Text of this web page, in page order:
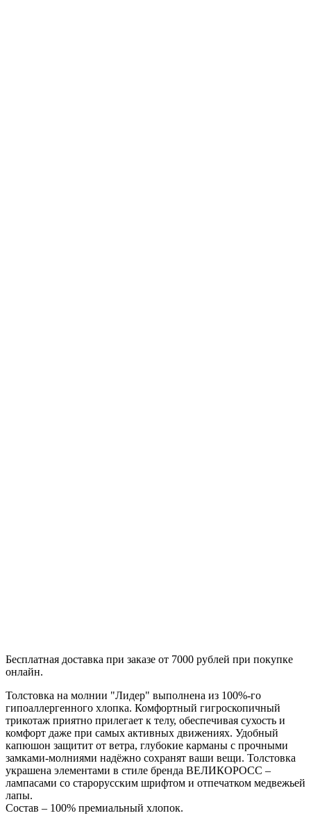
Бесплатная доставка при заказе от 7000 рублей при покупке
онлайн.
Толстовка на молнии "Лидер" выполнена из 100%-го
гипоаллергенного хлопка. Комфортный гигроскопичный
трикотаж приятно прилегает к телу, обеспечивая сухость и
комфорт даже при самых активных движениях. Удобный
капюшон защитит от ветра, глубокие карманы с прочными
замками-молниями надёжно сохранят ваши вещи. Толстовка
украшена элементами в стиле бренда ВЕЛИКОРОСС –
лампасами со старорусским шрифтом и отпечатком медвежьей
лапы.
Состав – 100% премиальный хлопок.